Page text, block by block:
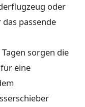
oder
passende
sorgen die
eine